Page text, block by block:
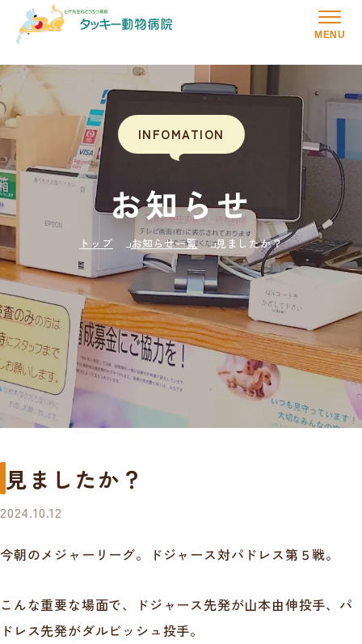
MENU
INFOMATION
お知らせ
トップ お知らせ一覧 見ましたか？
見ましたか？
2024.10.12
今朝のメジャーリーグ。ドジャース対パドレス第５戦。
こんな重要な場面で、ドジャース先発が山本由伸投手、パ
ドレス先発がダルビッシュ投手。